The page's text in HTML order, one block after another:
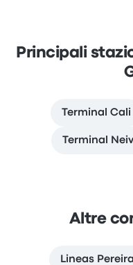
Principali
Terminal Cali
Terminal
Altre
Lineas